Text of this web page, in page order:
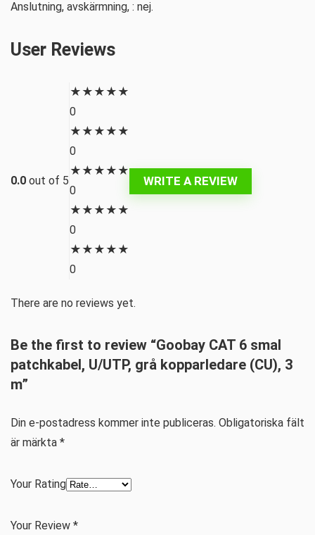
Anslutning, avskärmning, : nej.
User Reviews
0.0 out of 5
★ ★ ★ ★ ★
0
★ ★ ★ ★ ★
0
★ ★ ★ ★ ★
0
★ ★ ★ ★ ★
0
★ ★ ★ ★ ★
0
WRITE A REVIEW
There are no reviews yet.
Be the first to review “Goobay CAT 6 smal
patchkabel, U/UTP, grå kopparledare (CU), 3
m”
Din e-postadress kommer inte publiceras. Obligatoriska fält
är märkta *
Your Rating
Your Review *